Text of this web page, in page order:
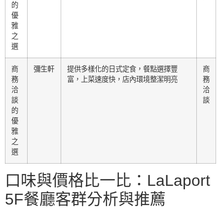
的
優
雅
之
選
商
務
洽
談
的
優
雅
之
選
彌生軒
提供多樣化的日式定食，餐點選擇豐
富，上菜速度快，店內環境整潔明亮
商
務
洽
談
口味與價格比一比：LaLaport
5F餐廳客群分析與推薦